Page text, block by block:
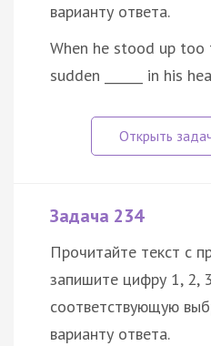
варианту ответа.
When he stood up
sudden ______ in his
Задача 234
Прочитайте текст с
запишите цифру 1, 2,
соответствующую
варианту ответа.